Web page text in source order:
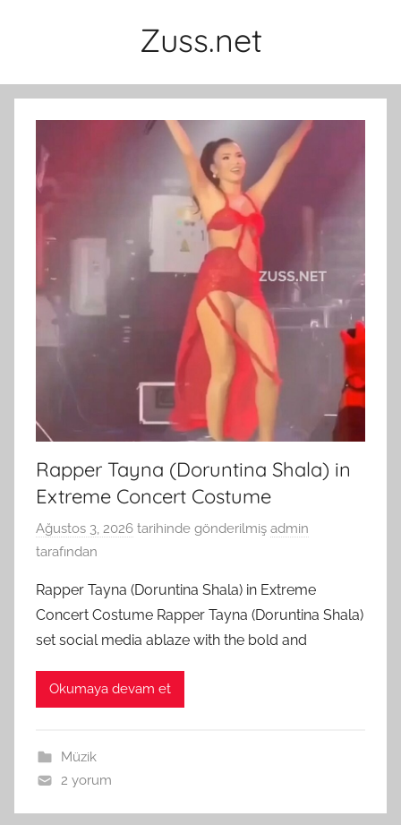
Zuss.net
Rapper Tayna (Doruntina Shala) in
Extreme Concert Costume
Ağustos 3, 2026 tarihinde gönderilmiş admin
tarafından
Rapper Tayna (Doruntina Shala) in Extreme
Concert Costume Rapper Tayna (Doruntina Shala)
set social media ablaze with the bold and
Okumaya devam et
Müzik
2 yorum